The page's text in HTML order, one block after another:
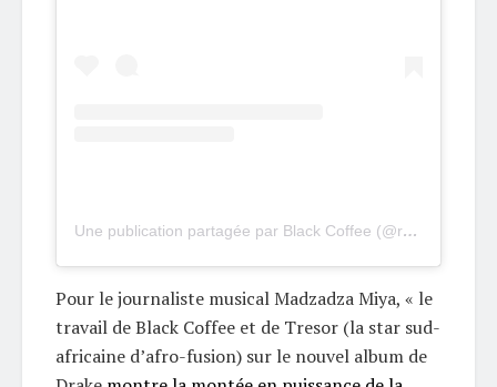
Une publication partagée par Black Coffee (@realblackcoffee)
Pour le journaliste musical Madzadza Miya, « le
travail de Black Coffee et de Tresor (la star sud-
africaine d’afro-fusion) sur le nouvel album de